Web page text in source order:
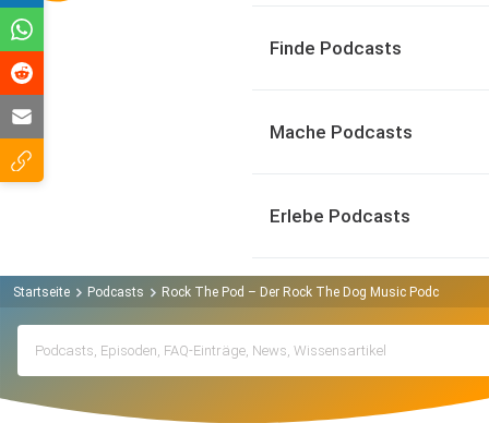
Finde Podcasts
Mache Podcasts
Erlebe Podcasts
Startseite Podcasts Rock The Pod – Der Rock The Dog Music Podcast